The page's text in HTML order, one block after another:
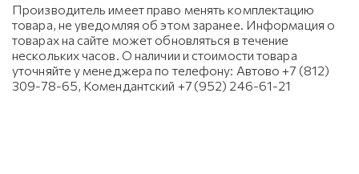
Производитель имеет право менять комплектацию
товара, не уведомляя об этом заранее. Информация о
товарах на сайте может обновляться в течение
нескольких часов. О наличии и стоимости товара
уточняйте у менеджера по телефону: Автово +7 (812)
309-78-65, Комендантский +7 (952) 246-61-21